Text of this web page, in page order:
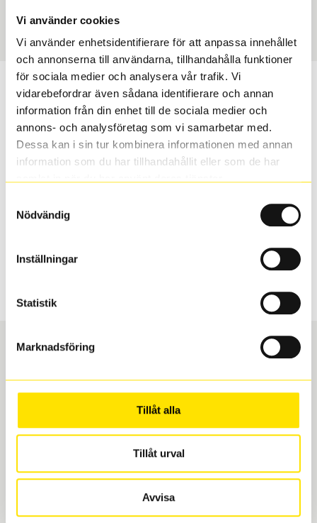
Vi använder cookies
Vi använder enhetsidentifierare för att anpassa innehållet
och annonserna till användarna, tillhandahålla funktioner
för sociala medier och analysera vår trafik. Vi
vidarebefordrar även sådana identifierare och annan
information från din enhet till de sociala medier och
annons- och analysföretag som vi samarbetar med.
Dessa kan i sin tur kombinera informationen med annan
information som du har tillhandahållit eller som de har
Nödvändig
Inställningar
Statistik
Marknadsföring
Tillåt alla
Tillåt urval
Avvisa
75254
Passar detta däck min bil?
Ange registreringsnummer för att se om det däck du
valt passar din bilmodell. Om du köper däck som skall
sättas på dina befintliga fälgar, se till att kolla en extra
inte vara samma dimension som bilen hade ut från
Boka och hämta hos Däckspecialen
När du beställer dina nya däck eller fälgar hos oss
levereras de direkt till någon av våra däckverkstäder i
Göteborg. Välj mellan Hisingen (Bäckebol) eller
Mölndal. I beställningen anger du datum och tid för
vi till att de uppfyller alla krav för en säker körning.